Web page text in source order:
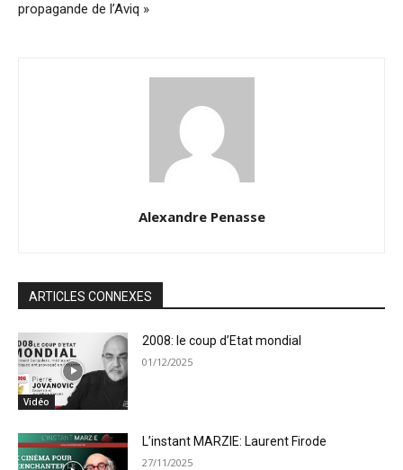
propagande de l’Aviq »
Alexandre Penasse
ARTICLES CONNEXES
Vidéo
2008: le coup d’Etat mondial
01/12/2025
L’instant MARZIE: Laurent Firode
27/11/2025